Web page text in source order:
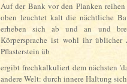
Auf der Bank vor den Planken
oben leuchtet kalt die nächtliche
erheben sich ab und an und
Körpersprache ist wohl ihr üblicher
Pflasterstein üb
ergibt frechkalkuliert dem nächsten
andere Welt: durch innere Haltung